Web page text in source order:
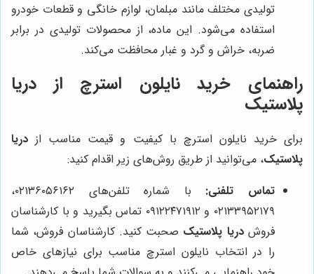
تولیدی مختلف مانند مبلمان، لوازم خانگی و قطعات خودرو
استفاده می‌شود. این ماده، از محصولات تولیدی در برابر
ضربه، خراش و گرد و غبار محافظت می‌کند.
راهنمای خرید نایلون استرچ از دریا
پلاستیک
برای خرید نایلون استرچ با کیفیت و قیمت مناسب از دریا
پلاستیک، می‌توانید از طریق روش‌های زیر اقدام کنید:
تماس تلفنی:
با شماره تلفن‌های ۰۲۱۳۶۰۵۶۱۶۲،
۰۲۱۳۳۹۵۲۱۷۹ و ۰۹۱۲۲۴۷۱۹۱۲ تماس بگیرید و با کارشناسان
فروشدریا پلاستیک صحبت کنید. کارشناسان فروش، شما
را در انتخاب نایلون استرچ مناسب برای نیازهای خاص